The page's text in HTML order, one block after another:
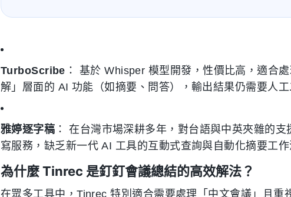
TurboScribe ： 基於 Whisper 模型開發，性價比高，適合
解」層面的 AI 功能（如摘要、問答），輸出結果仍需要人工
雅婷逐字稿 ： 在台灣市場深耕多年，對台語與中英夾雜的
寫服務，缺乏新一代 AI 工具的互動式查詢與自動化摘要工作
為什麼 Tinrec 是釘釘會議總結的高效解法？
在眾多工具中，Tinrec 特別適合需要處理「中文會議」且重